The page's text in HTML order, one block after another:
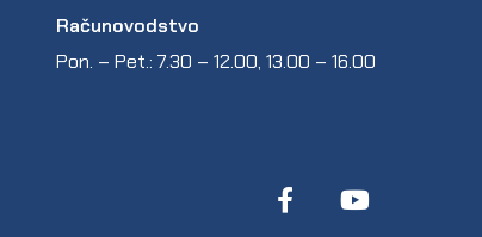
Računovodstvo
Pon. – Pet.: 7.30 – 12.00, 13.00 – 16.00